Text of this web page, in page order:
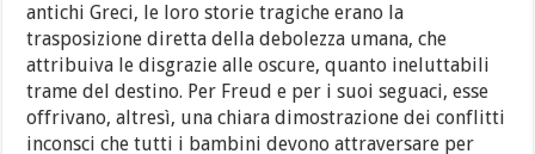
antichi Greci, le loro storie tragiche erano la
trasposizione diretta della debolezza umana, che
attribuiva le disgrazie alle oscure, quanto ineluttabili
trame del destino. Per Freud e per i suoi seguaci, esse
offrivano, altresì, una chiara dimostrazione dei conflitti
inconsci che tutti i bambini devono attraversare per